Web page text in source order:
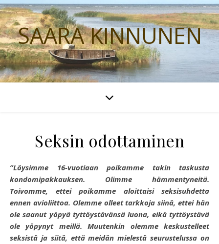
SAARA KINNUNEN
Seksin odottaminen
”Löysimme 16-vuotiaan poikamme takin taskusta
kondomipakkauksen. Olimme hämmentyneitä.
Toivomme, ettei poikamme aloittaisi seksisuhdetta
ennen avioliittoa. Olemme olleet tarkkoja siinä, ettei hän
ole saanut yöpyä tyttöystävänsä luona, eikä tyttöystävä
ole yöpynyt meillä. Muutenkin olemme keskustelleet
seksistä ja siitä, että meidän mielestä seurustelussa on